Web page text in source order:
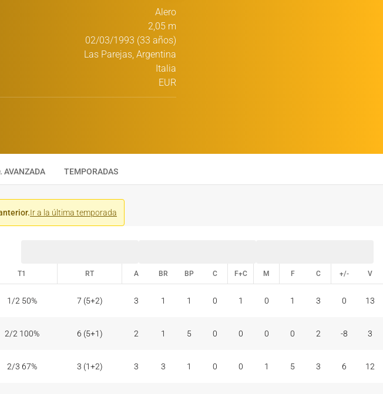
Alero
2,05 m
02/03/1993 (33 años)
Las Parejas, Argentina
Italia
EUR
AVANZADA TEMPORADAS
Ir a la última temporada
T1 RT A BR BP C F+C M F C +/- V
1/2 50% 7 (5+2) 3 1 1 0 1 0 1 3 0 13
2/2 100% 6 (5+1) 2 1 5 0 0 0 0 2 -8 3
2/3 67% 3 (1+2) 3 3 1 0 0 1 5 3 6 12